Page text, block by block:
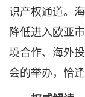
识产权通道。
降低进入欧亚
境合作、海外
会的举办，恰